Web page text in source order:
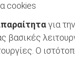
cookies
για
βασικές
Ο